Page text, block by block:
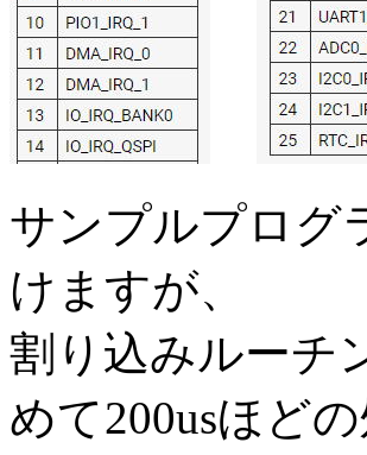
サンプルプログ
けますが、
割り込みルーチ
めて200usほど